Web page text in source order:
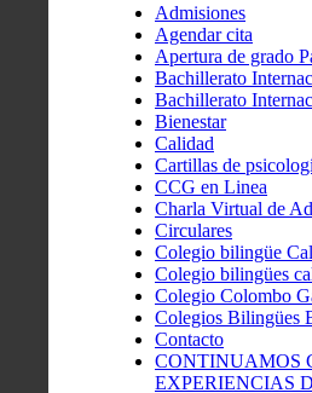
Admisiones
Agendar cita
Apertura de grado
Bachillerato
Bachillerato
Bienestar
Calidad
Cartillas de
CCG en Linea
Charla Virtual de
Circulares
Colegio bilingüe
Colegio bilingües
Colegio Colombo
Colegios Bilingües
Contacto
CONTINUAMOS
EXPERIENCIAS